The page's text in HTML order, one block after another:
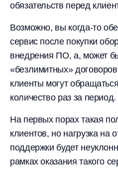
обязательств перед
Возможно, вы когда-то
сервис после покупки
внедрения ПО, а, может
«безлимитных»
клиенты могут
количество раз за период.
На первых порах такая
клиентов, но нагрузка на
поддержки будет
рамках оказания такого